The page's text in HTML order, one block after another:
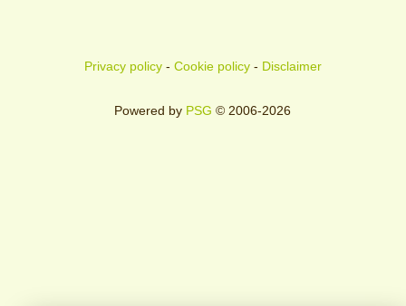
Privacy policy- Cookie policy- Disclaimer
Powered by PSG © 2006-2026